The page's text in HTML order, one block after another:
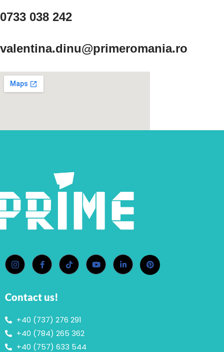
0733 038 242
valentina.dinu@primeromania.ro
Contact us!
+40 (737) 276 291
+40 (784) 265 362
+40 (757) 633 544